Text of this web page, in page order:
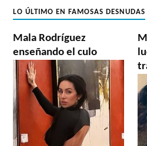
LO ÚLTIMO EN FAMOSAS DESNUDAS
Mala Rodríguez
enseñando el culo